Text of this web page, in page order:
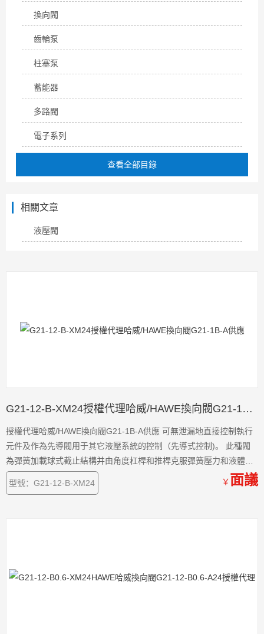
換向閥
齒輪泵
柱塞泵
蓄能器
多路閥
電子系列
查看全部目錄
相關文章
液壓閥
G21-12-B-XM24授權代理哈威/HAWE換向閥G21-1B-A供應
授權代理哈威/HAWE換向閥G21-1B-A供應 可無泄漏地直接控制執行
元件及作為先導閥用于其它液壓系統的控制（先導式控制)。 此種閥
為彈簧加載球式截止結構并由角度杠桿和推桿克服彈簧壓力和液體壓
力進行換向。裝在進油口上的濾網能防止較大雜質的侵入。 經過平磨
閥板上的油口均設有О形密封圈。對于管式連接可自己制作底板或閥
型號：G21-12-B-XM24 ￥ 面議